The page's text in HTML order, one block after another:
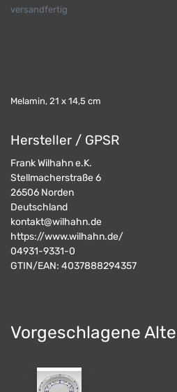
versandfertig
Melamin, 21 x 14,5 cm
Hersteller / GPSR
Frank Wilhahn e.K.
Stellmacherstraße 6
26506 Norden
Deutschland
kontakt@wilhahn.de
https://www.wilhahn.de/
04931-9331-0
GTIN/EAN: 4037888294357
Vorgeschlagene